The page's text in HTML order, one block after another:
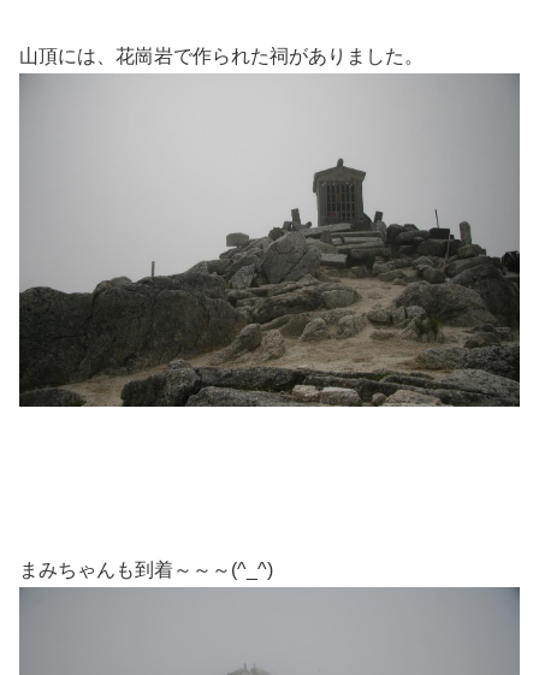
山頂には、花崗岩で作られた祠がありました。
まみちゃんも到着～～～(^_^)